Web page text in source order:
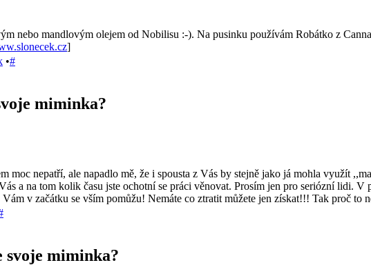
nebo mandlovým olejem od Nobilisu :-). Na pusinku používám Robátko z
]
•#
miminka?
moc nepatří, ale napadlo mě, že i spousta z Vás by stejně jako já mohla využít
a na tom kolik času jste ochotní se práci věnovat. Prosím jen pro seriózní lidi. V
v začátku se vším pomůžu! Nemáte co ztratit můžete jen získat!!! Tak proč to
svoje miminka?